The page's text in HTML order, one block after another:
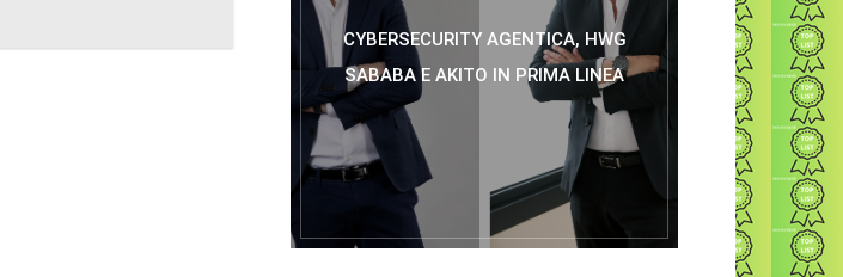
CYBERSECURITY AGENTICA, HWG
SABABA E AKITO IN PRIMA LINEA